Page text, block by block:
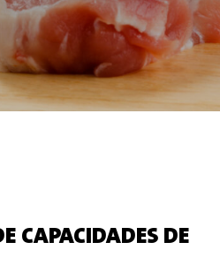
CAPACIDADES DE